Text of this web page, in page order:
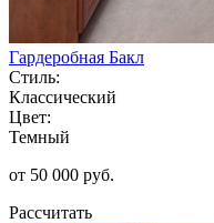
Гардеробная Бакл
Стиль:
Классический
Цвет:
Темный
от 50 000 руб.
Рассчитать